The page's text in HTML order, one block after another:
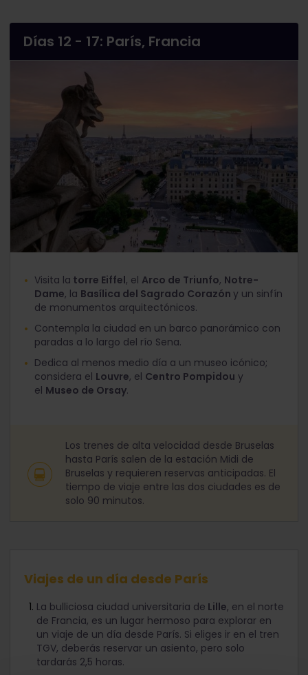
Días 12 - 17: París, Francia
Visita la torre Eiffel, el Arco de Triunfo, Notre-
Dame, la Basílica del Sagrado Corazón y un sinfín
de monumentos arquitectónicos.
Contempla la ciudad en un barco panorámico con
paradas a lo largo del río Sena.
Dedica al menos medio día a un museo icónico;
considera el Louvre, el Centro Pompidou y
el Museo de Orsay.
Los trenes de alta velocidad desde Bruselas
hasta París salen de la estación Midi de
Bruselas y requieren reservas anticipadas. El
tiempo de viaje entre las dos ciudades es de
solo 90 minutos.
Viajes de un día desde París
La bulliciosa ciudad universitaria de Lille, en el norte
de Francia, es un lugar hermoso para explorar en
un viaje de un día desde París. Si eliges ir en el tren
TGV, deberás reservar un asiento, pero solo
tardarás 2,5 horas.